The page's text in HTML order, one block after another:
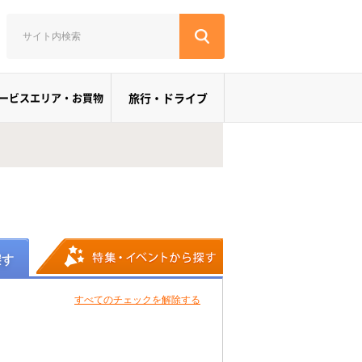
ビスエリア・お買物 旅行・ドライブ
すべてのチェックを解除する